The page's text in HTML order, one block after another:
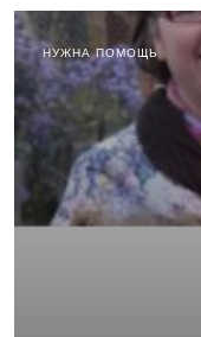
НУЖНА ПОМОЩЬ